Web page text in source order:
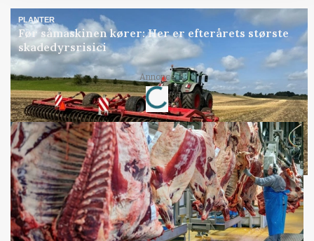
PLANTER
Før såmaskinen kører: Her er efterårets største
skadedyrsrisici
Annonce
Loading...